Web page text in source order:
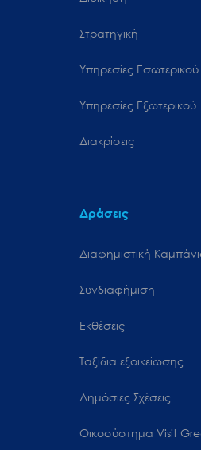
Στρατηγική
Υπηρεσίες Εσωτερικού
Υπηρεσίες Εξωτερικού
Διακρίσεις
Δράσεις
Διαφημιστική
Συνδιαφήμιση
Εκθέσεις
Ταξίδια εξοικείωσης
Δημόσιες Σχέσεις
Oικοσύστημα Visit